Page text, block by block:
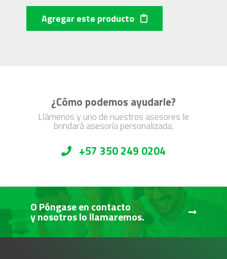
Agregar este producto
¿Cómo podemos ayudarle?
Llámenos y uno de nuestros asesores le
brindará asesoría personalizada.
+57 350 249 0204
O Póngase en contacto
y nosotros lo llamaremos.